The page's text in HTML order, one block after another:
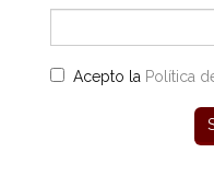
Acepto la Política